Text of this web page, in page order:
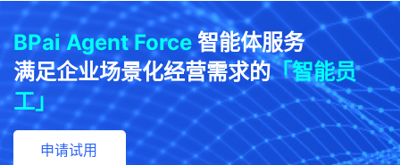
BPai Agent Force 智能体服务
满足企业场景化经营需求的「智能员
工」
申请试用